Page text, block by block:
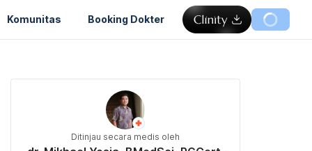
Komunitas Booking Dokter
Ditinjau secara medis oleh